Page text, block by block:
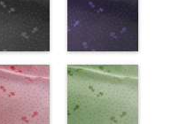
DOLCELABY
6000
花柄
キ
100％
、
イビー
キュプラ
100％
FairyRose
6000
ak203-
www.anys.co.jp/wp-
uploads/2013/05/ak203-
27 グ
ン 花柄
ラ
11/LT)
http://
content/uploads/
11 ベージュ
花柄 キュプ
ラ100％
wp-
www.anys.co.jp/wp-
イビー
(AK201-
50/LT)